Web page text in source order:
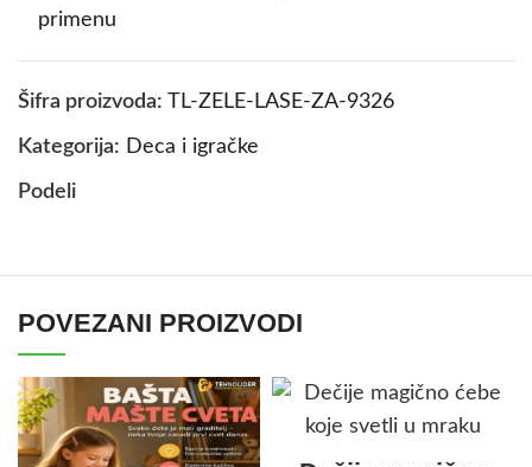
primenu
Šifra proizvoda: TL-ZELE-LASE-ZA-9326
Kategorija: Deca i igračke
Podeli
POVEZANI PROIZVODI